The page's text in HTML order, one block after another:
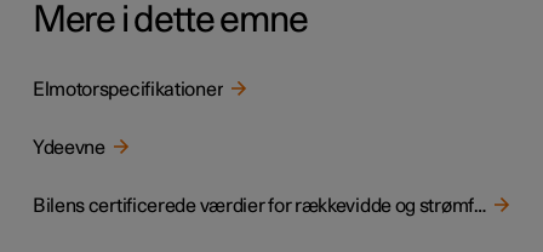
Mere i dette emne
Elmotorspecifikationer
Ydeevne
Bilens certificerede værdier for rækkevidde og strømforbrug